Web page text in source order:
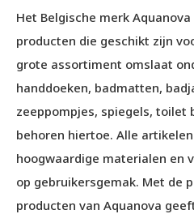
Het Belgische merk
producten die geschikt zijn
grote assortiment omslaat
handdoeken, badmatten,
zeeppompjes, spiegels, toilet
behoren hiertoe. Alle
hoogwaardige materialen en
op gebruikersgemak. Met de
producten van Aquanova